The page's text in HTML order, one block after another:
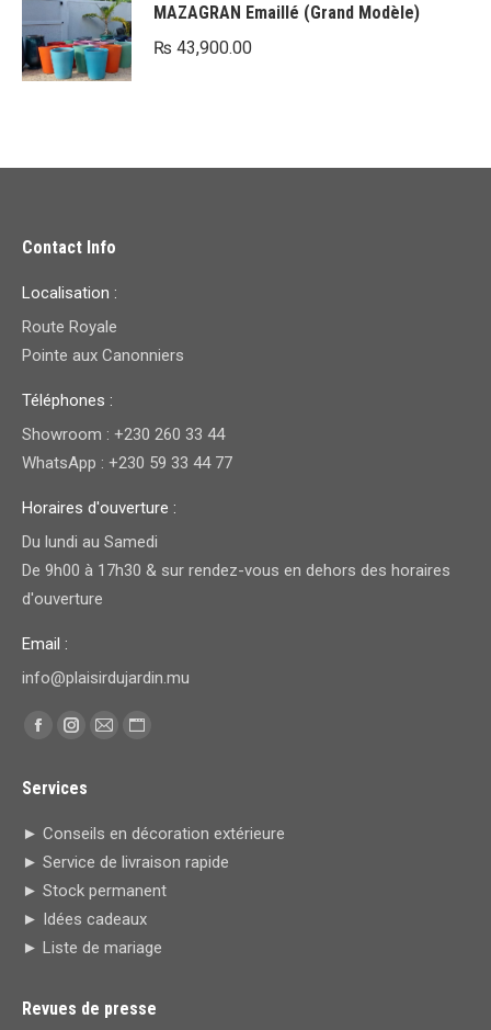
MAZAGRAN Emaillé (Grand Modèle)
₨ 43,900.00
Contact Info
Localisation :
Route Royale
Pointe aux Canonniers
Téléphones :
Showroom : +230 260 33 44
WhatsApp : +230 59 33 44 77
Horaires d'ouverture :
Du lundi au Samedi
De 9h00 à 17h30 & sur rendez-vous en dehors des horaires
d'ouverture
Email :
info@plaisirdujardin.mu
Trouvez nous sur :
Facebook
opens
in
new
window
Instagram
opens
new
window
E-
opens
in
window
Site
opens
Services
► Conseils en décoration extérieure
► Service de livraison rapide
► Stock permanent
► Idées cadeaux
► Liste de mariage
Revues de presse